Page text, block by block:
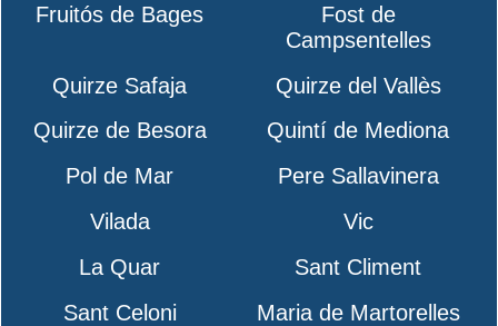
Fruitós de Bages
Fost de
Campsentelles
Quirze Safaja
Quirze del Vallès
Quirze de Besora
Quintí de Mediona
Pol de Mar
Pere Sallavinera
Vilada
Vic
La Quar
Sant Climent
Sant Celoni
Maria de Martorelles